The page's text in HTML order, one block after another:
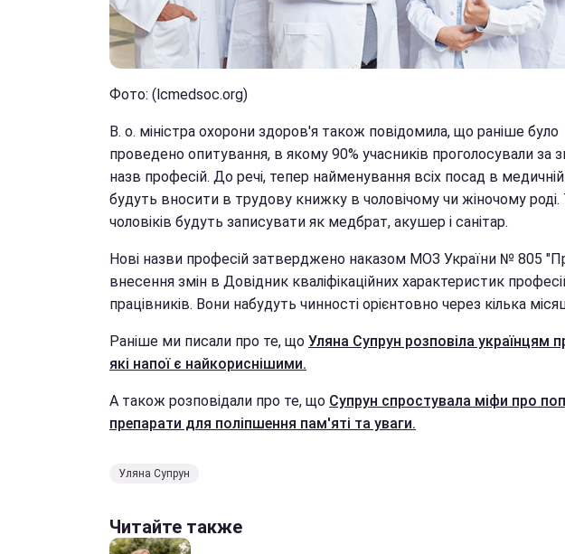
Фото: (lcmedsoc.org)
В. о. міністра охорони здоров'я також повідомила, що раніше було
проведено опитування, в якому 90% учасників проголосували за
назв професій. До речі, тепер найменування всіх посад в медичній
будуть вносити в трудову книжку в чоловічому чи жіночому роді.
чоловіків будуть записувати як медбрат, акушер і санітар.
Нові назви професій затверджено наказом МОЗ України № 805
внесення змін в Довідник кваліфікаційних характеристик
працівників. Вони набудуть чинності орієнтовно через кілька
Раніше ми писали про те, що Уляна Супрун розповіла українцям
які напої є найкориснішими.
А також розповідали про те, що Супрун спростувала міфи про
препарати для поліпшення пам'яті та уваги.
Уляна Супрун
Читайте также